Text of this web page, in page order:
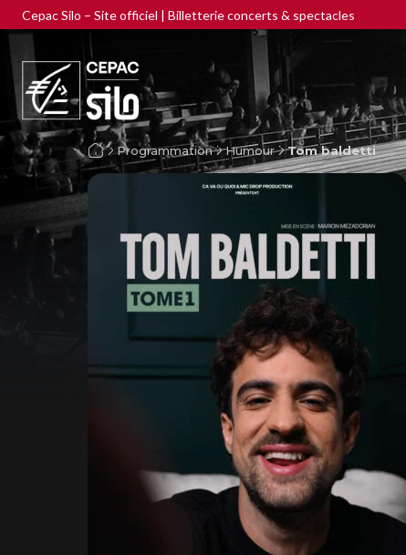
Cepac Silo – Site officiel | Billetterie concerts & spectacles
Programmation Humour Tom baldetti